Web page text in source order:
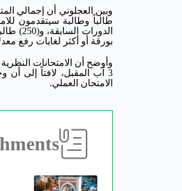
بورقة أو أكثر لغايات رفع
3 آب المقبل، لافتاً إلى أن
الامتحان العملي.